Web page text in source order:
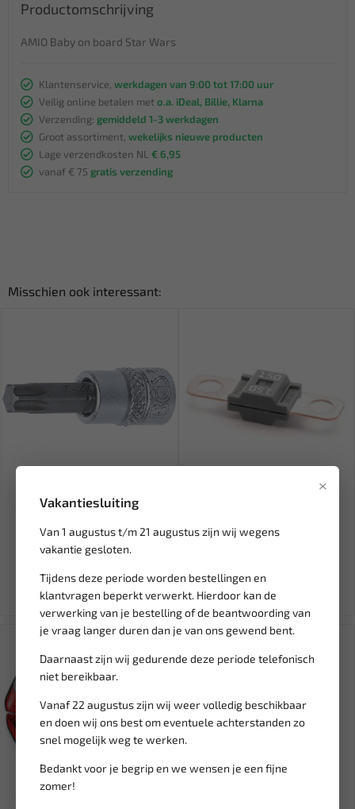
×
Vakantiesluiting
Van 1 augustus t/m 21 augustus zijn wij wegens
vakantie gesloten.
Tijdens deze periode worden bestellingen en
klantvragen beperkt verwerkt. Hierdoor kan de
verwerking van je bestelling of de beantwoording van
je vraag langer duren dan je van ons gewend bent.
Daarnaast zijn wij gedurende deze periode telefonisch
niet bereikbaar.
Vanaf 22 augustus zijn wij weer volledig beschikbaar
en doen wij ons best om eventuele achterstanden zo
snel mogelijk weg te werken.
Bedankt voor je begrip en we wensen je een fijne
zomer!
Productomschrijving
AMIO Baby on board Star Wars
Klantenservice, werkdagen van 9:00 tot 17:00 uur
Veilig online betalen met o.a. iDeal, Billie, Klarna
Verzending: gemiddeld 1-3 werkdagen
Groot assortiment, wekelijks nieuwe producten
Lage verzendkosten NL € 6,95
vanaf € 75 gratis verzending
Misschien ook interessant:
BGS | 6,3 mm (1/4") T-Star
2,63
Op aanvraag
SALE!